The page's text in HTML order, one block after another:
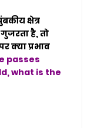
क्षेत्र
है, तो
क्या प्रभाव
passes
what is the